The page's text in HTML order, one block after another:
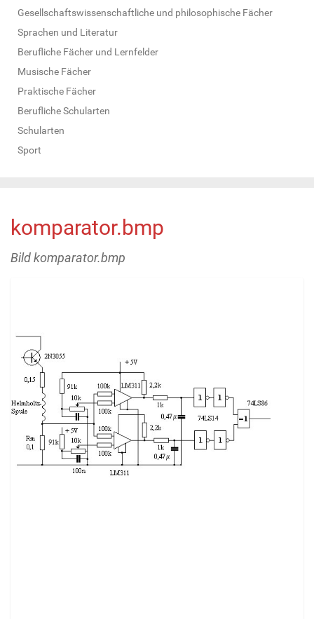
Gesellschaftswissenschaftliche und philosophische Fächer
Sprachen und Literatur
Berufliche Fächer und Lernfelder
Musische Fächer
Praktische Fächer
Berufliche Schularten
Schularten
Sport
komparator.bmp
Bild komparator.bmp